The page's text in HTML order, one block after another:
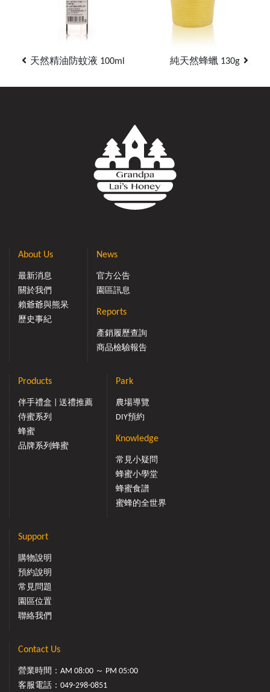
天然精油防蚊液 100ml 純天然蜂蠟 130g
About Us
最新消息
關於我們
賴爺爺與熊呆
歷史事紀
News
官方公告
園區訊息
Reports
產銷履歷查詢
商品檢驗報告
Products
伴手禮盒 | 送禮推薦
侍蜜系列
蜂蜜
品牌系列蜂蜜
Park
農場導覽
DIY預約
Knowledge
常見小疑問
蜂蜜小學堂
蜂蜜食譜
蜜蜂的全世界
Support
購物說明
預約說明
常見問題
園區位置
聯絡我們
Contact Us
營業時間：AM 08:00 ～ PM 05:00
客服電話： 049-298-0851